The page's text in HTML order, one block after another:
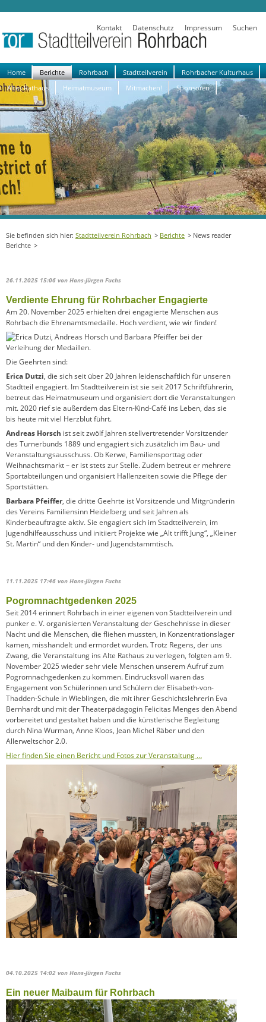
Kontakt Datenschutz Impressum Suchen
Navigation
überspringen
Home Berichte Rohrbach Stadtteilverein
Rohrbacher Kulturhaus
Altes Rathaus
Heimatmuseum Mitmachen! Sponsoren
Stadtteilverein Rohrbach Berichte
News reader
Berichte
26.11.2025 15:06 von Hans-Jürgen Fuchs
Verdiente Ehrung für Rohrbacher Engagierte
Am 20. November 2025 erhielten drei engagierte Menschen aus
Rohrbach die Ehrenamtsmedaille. Hoch verdient, wie wir finden!
Die Geehrten sind:
Erica Dutzi, die sich seit über 20 Jahren leidenschaftlich für unseren
Stadtteil engagiert. Im Stadtteilverein ist sie seit 2017 Schriftführerin,
betreut das Heimatmuseum und organisiert dort die Veranstaltungen
mit. 2020 rief sie außerdem das Eltern-Kind-Café ins Leben, das sie
bis heute mit viel Herzblut führt.
Andreas Horsch ist seit zwölf Jahren stellvertretender Vorsitzender
des Turnerbunds 1889 und engagiert sich zusätzlich im Bau- und
Veranstaltungsausschuss. Ob Kerwe, Familiensporttag oder
Weihnachtsmarkt – er ist stets zur Stelle. Zudem betreut er mehrere
Sportabteilungen und organisiert Hallenzeiten sowie die Pflege der
Sportstätten.
Barbara Pfeiffer, die dritte Geehrte ist Vorsitzende und Mitgründerin
des Vereins Familiensinn Heidelberg und seit Jahren als
Kinderbeauftragte aktiv. Sie engagiert sich im Stadtteilverein, im
Jugendhilfeausschuss und initiiert Projekte wie „Alt trifft Jung“, „Kleiner
St. Martin“ und den Kinder- und Jugendstammtisch.
11.11.2025 17:46 von Hans-Jürgen Fuchs
Pogromnachtgedenken 2025
Seit 2014 erinnert Rohrbach in einer eigenen von Stadtteilverein und
punker e. V. organisierten Veranstaltung der Geschehnisse in dieser
Nacht und die Menschen, die fliehen mussten, in Konzentrationslager
kamen, misshandelt und ermordet wurden. Trotz Regens, der uns
Zwang, die Veranstaltung ins Alte Rathaus zu verlegen, folgten am 9.
November 2025 wieder sehr viele Menschen unserem Aufruf zum
Pogromnachgedenken zu kommen. Eindrucksvoll waren das
Engagement von Schülerinnen und Schülern der Elisabeth-von-
Thadden-Schule in Wieblingen, die mit ihrer Geschichtslehrerin Eva
Bernhardt und mit der Theaterpädagogin Felicitas Menges den Abend
vorbereitet und gestaltet haben und die künstlerische Begleitung
durch Nina Wurman, Anne Kloos, Jean Michel Räber und den
Allerweltschor 2.0.
Hier finden Sie einen Bericht und Fotos zur Veranstaltung …
04.10.2025 14:02 von Hans-Jürgen Fuchs
Ein neuer Maibaum für Rohrbach